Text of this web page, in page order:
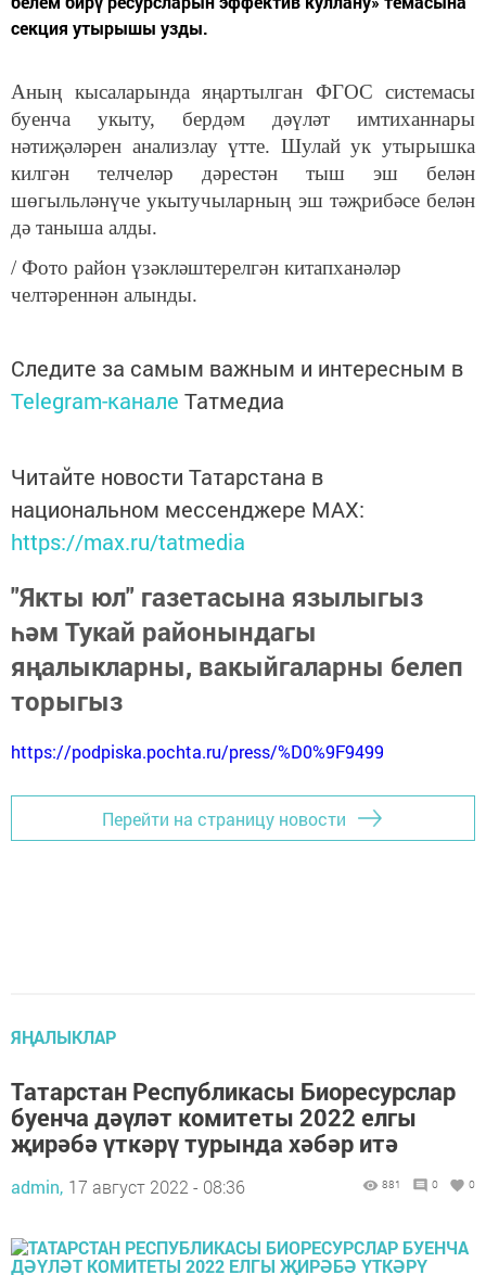
секция утырышы узды.
Аның кысаларында яңартылган ФГОС системасы
буенча укыту, бердәм дәүләт имтиханнары
нәтиҗәләрен анализлау үтте. Шулай ук утырышка
килгән телчеләр дәрестән тыш эш белән
шөгыльләнүче укытучыларның эш тәҗрибәсе белән
дә таныша алды.
/ Фото район үзәкләштерелгән китапханәләр
челтәреннән алынды.
Следите за самым важным и интересным в
Telegram-канале Татмедиа
Читайте новости Татарстана в
национальном мессенджере MАХ:
https://max.ru/tatmedia
"Якты юл" газетасына язылыгыз
һәм Тукай районындагы
яңалыкларны, вакыйгаларны белеп
торыгыз
https://podpiska.pochta.ru/press/%D0%9F9499
Перейти на страницу новости
ЯҢАЛЫКЛАР
Татарстан Республикасы Биоресурслар
буенча дәүләт комитеты 2022 елгы
җирәбә үткәрү турында хәбәр итә
admin, 17 август 2022 - 08:36 881 0 0